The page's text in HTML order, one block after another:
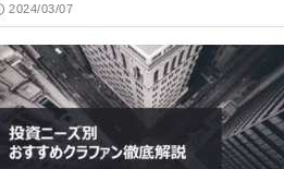
2024/03/07